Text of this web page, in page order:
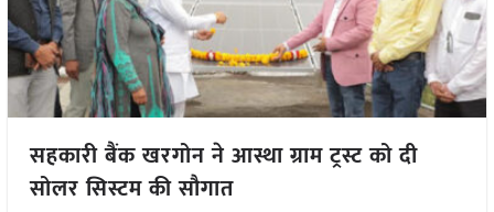
सहकारी बैंक खरगोन ने आस्था ग्राम ट्रस्ट को दी
सोलर सिस्टम की सौगात